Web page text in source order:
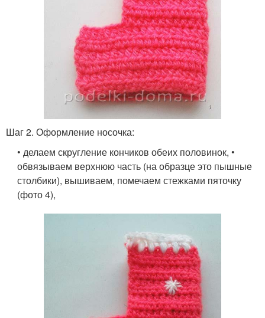
Шаг 2. Оформление носочка:
• делаем скругление кончиков обеих половинок, •
обвязываем верхнюю часть (на образце это пышные
столбики), вышиваем, помечаем стежками пяточку
(фото 4),